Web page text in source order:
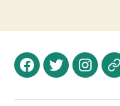
FacebookTwitter